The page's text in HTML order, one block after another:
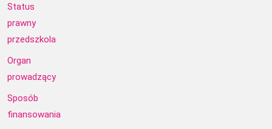
Status
prawny
przedszkola
Organ
prowadzący
Sposób
finansowania